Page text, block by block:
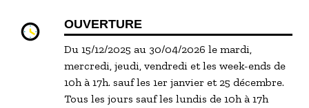
OUVERTURE
Du 15/12/2025 au 30/04/2026 le mardi,
mercredi, jeudi, vendredi et les week-ends de
10h à 17h. sauf les 1er janvier et 25 décembre.
Tous les jours sauf les lundis de 10h à 17h